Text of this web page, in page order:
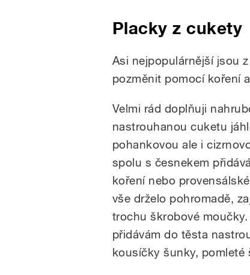
Placky z cukety
Asi nejpopulárnější jsou
pozměnit pomocí koření
Velmi rád doplňuji
nastrouhanou cuketu
pohankovou ale i
spolu s česnekem
koření nebo
vše drželo pohromadě,
trochu škrobové
přidávám do těsta
kousíčky šunky, pomleté